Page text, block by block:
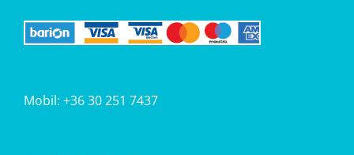
Mobil: +36 30 251 7437